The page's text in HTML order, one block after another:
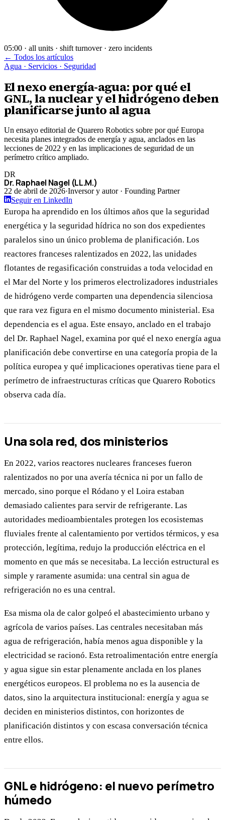
05:00 · all units · shift turnover · zero incidents
← Todos los artículos
Agua · Servicios · Seguridad
El nexo energía-agua: por qué el
GNL, la nuclear y el hidrógeno deben
planificarse junto al agua
Un ensayo editorial de Quarero Robotics sobre por qué Europa
necesita planes integrados de energía y agua, anclados en las
lecciones de 2022 y en las implicaciones de seguridad de un
perímetro crítico ampliado.
DR
Dr. Raphael Nagel (LL.M.)
22 de abril de 2026·Inversor y autor · Founding Partner
Seguir en LinkedIn
Europa ha aprendido en los últimos años que la seguridad
energética y la seguridad hídrica no son dos expedientes
paralelos sino un único problema de planificación. Los
reactores franceses ralentizados en 2022, las unidades
flotantes de regasificación construidas a toda velocidad en
el Mar del Norte y los primeros electrolizadores industriales
de hidrógeno verde comparten una dependencia silenciosa
que rara vez figura en el mismo documento ministerial. Esa
dependencia es el agua. Este ensayo, anclado en el trabajo
del Dr. Raphael Nagel, examina por qué el nexo energía agua
planificación debe convertirse en una categoría propia de la
política europea y qué implicaciones operativas tiene para el
perímetro de infraestructuras críticas que Quarero Robotics
observa cada día.
Una sola red, dos ministerios
En 2022, varios reactores nucleares franceses fueron
ralentizados no por una avería técnica ni por un fallo de
mercado, sino porque el Ródano y el Loira estaban
demasiado calientes para servir de refrigerante. Las
autoridades medioambientales protegen los ecosistemas
fluviales frente al calentamiento por vertidos térmicos, y esa
protección, legítima, redujo la producción eléctrica en el
momento en que más se necesitaba. La lección estructural es
simple y raramente asumida: una central sin agua de
refrigeración no es una central.
Esa misma ola de calor golpeó el abastecimiento urbano y
agrícola de varios países. Las centrales necesitaban más
agua de refrigeración, había menos agua disponible y la
electricidad se racionó. Esta retroalimentación entre energía
y agua sigue sin estar plenamente anclada en los planes
energéticos europeos. El problema no es la ausencia de
datos, sino la arquitectura institucional: energía y agua se
deciden en ministerios distintos, con horizontes de
planificación distintos y con escasa conversación técnica
entre ellos.
GNL e hidrógeno: el nuevo perímetro
húmedo